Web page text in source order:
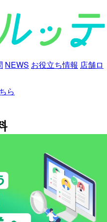
NEWS お役立ち情報 店舗ロ
ら